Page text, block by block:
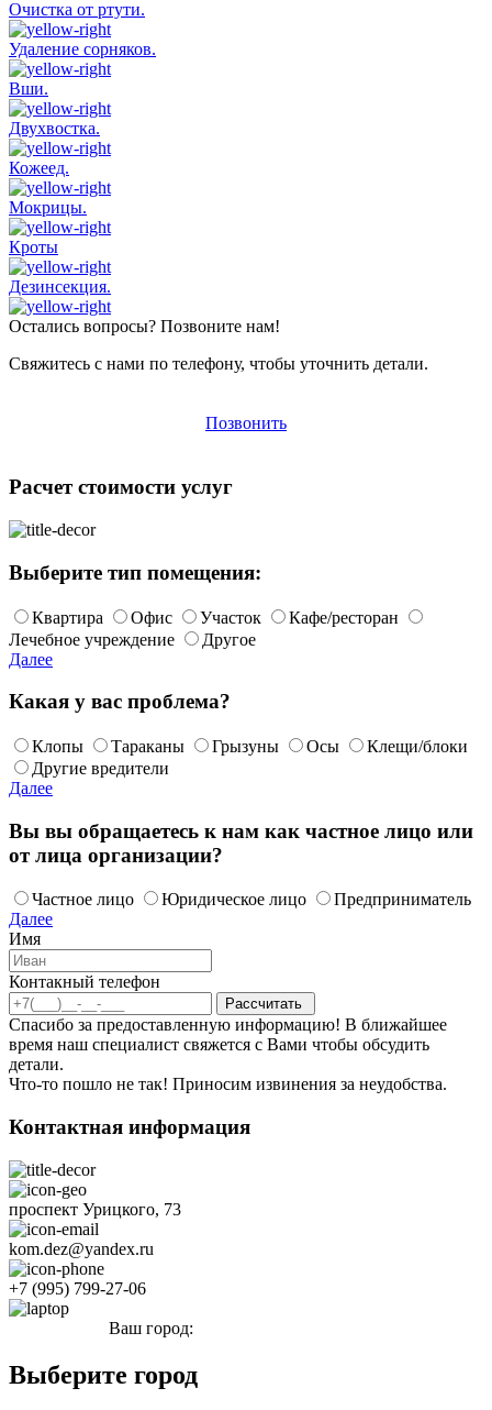
Очистка от ртути.
Удаление сорняков.
Вши.
Двухвостка.
Кожеед.
Мокрицы.
Кроты
Дезинсекция.
Остались вопросы? Позвоните нам!
Свяжитесь с нами по телефону, чтобы уточнить детали.
Позвонить
Расчет стоимости услуг
Выберите тип помещения:
Квартира Офис Участок
Кафе/ресторан
Лечебное учреждение
Другое
Далее
Какая у вас проблема?
Клопы Тараканы Грызуны Осы
Клещи/блоки
Другие вредители
Далее
Вы вы обращаетесь к нам как частное лицо или
от лица организации?
Частное лицо Юридическое лицо
Предприниматель
Далее
Имя
Контакный телефон
Спасибо за предоставленную информацию! В ближайшее
время наш специалист свяжется с Вами чтобы обсудить
детали.
Что-то пошло не так! Приносим извинения за неудобства.
Контактная информация
проспект Урицкого, 73
kom.dez@yandex.ru
+7 (995) 799-27-06
Ваш город:
Выберите город